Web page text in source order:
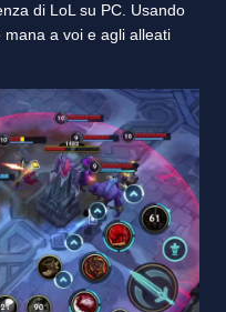
di LoL su PC. Usando
a voi e agli alleati